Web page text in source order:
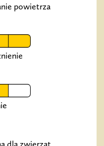
powietrza